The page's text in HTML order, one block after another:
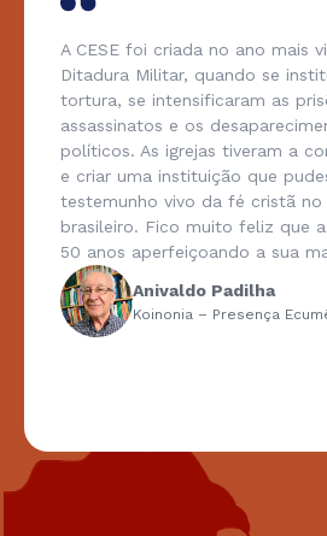
A CESE foi criada no ano mais
Ditadura Militar, quando se
tortura, se intensificaram as
assassinatos e os
políticos. As igrejas tiveram a
e criar uma instituição que
testemunho vivo da fé cristã no
brasileiro. Fico muito feliz que a
50 anos aperfeiçoando a sua
Anivaldo Padilha
Koinonia – Presença